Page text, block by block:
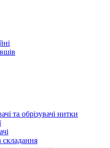
та обрізувачі нитки
складання